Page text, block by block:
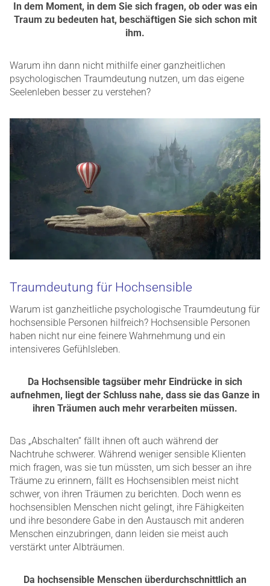
In dem Moment, in dem Sie sich fragen, ob oder was ein
Traum zu bedeuten hat, beschäftigen Sie sich schon mit
ihm.
Warum ihn dann nicht mithilfe einer ganzheitlichen
psychologischen Traumdeutung nutzen, um das eigene
Seelenleben besser zu verstehen?
Traumdeutung für Hochsensible
Warum ist ganzheitliche psychologische Traumdeutung für
hochsensible Personen hilfreich? Hochsensible Personen
haben nicht nur eine feinere Wahrnehmung und ein
intensiveres Gefühlsleben.
Da Hochsensible tagsüber mehr Eindrücke in sich
aufnehmen, liegt der Schluss nahe, dass sie das Ganze in
ihren Träumen auch mehr verarbeiten müssen.
Das „Abschalten“ fällt ihnen oft auch während der
Nachtruhe schwerer. Während weniger sensible Klienten
mich fragen, was sie tun müssten, um sich besser an ihre
Träume zu erinnern, fällt es Hochsensiblen meist nicht
schwer, von ihren Träumen zu berichten. Doch wenn es
hochsensiblen Menschen nicht gelingt, ihre Fähigkeiten
und ihre besondere Gabe in den Austausch mit anderen
Menschen einzubringen, dann leiden sie meist auch
verstärkt unter Albträumen.
Da hochsensible Menschen überdurchschnittlich an